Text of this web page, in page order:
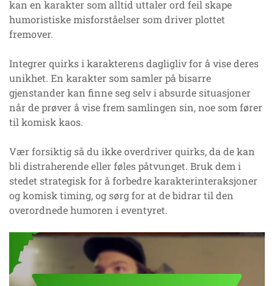
kan en karakter som alltid uttaler ord feil skape
humoristiske misforståelser som driver plottet
fremover.
Integrer quirks i karakterens dagligliv for å vise deres
unikhet. En karakter som samler på bisarre
gjenstander kan finne seg selv i absurde situasjoner
når de prøver å vise frem samlingen sin, noe som fører
til komisk kaos.
Vær forsiktig så du ikke overdriver quirks, da de kan
bli distraherende eller føles påtvunget. Bruk dem i
stedet strategisk for å forbedre karakterinteraksjoner
og komisk timing, og sørg for at de bidrar til den
overordnede humoren i eventyret.